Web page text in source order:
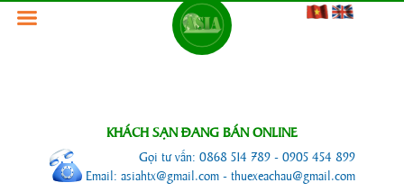
KHÁCH SẠN ĐANG BÁN ONLINE
Gọi tư vấn: 0868 514 789 - 0905 454 899
Email: asiahtx@gmail.com - thuexeachau@gmail.com